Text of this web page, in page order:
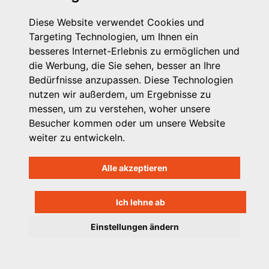
Diese Website verwendet Cookies und
Targeting Technologien, um Ihnen ein
besseres Internet-Erlebnis zu ermöglichen und
die Werbung, die Sie sehen, besser an Ihre
Bedürfnisse anzupassen. Diese Technologien
nutzen wir außerdem, um Ergebnisse zu
messen, um zu verstehen, woher unsere
Besucher kommen oder um unsere Website
weiter zu entwickeln.
Alle akzeptieren
Ich lehne ab
Einstellungen ändern
Presse
Kontakt
Impressum
Datenschutzhinweis
Login